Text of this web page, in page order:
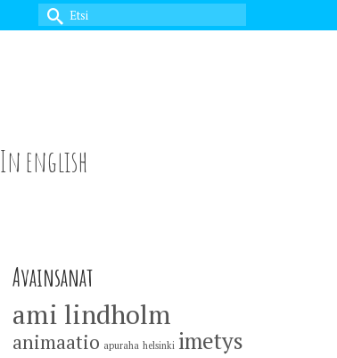
Search
for:
In english
Avainsanat
ami lindholm
animaatio apuraha helsinki imetys